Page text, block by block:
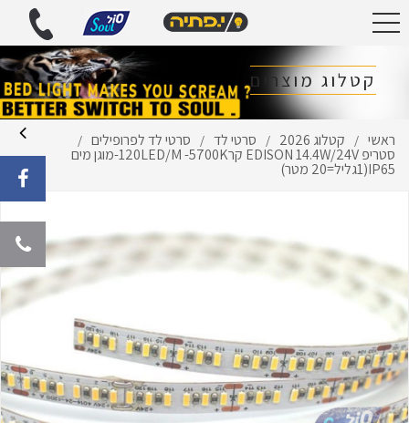
קטלוג מוצרים
ראשי / קטלוג 2026 / סרטי לד / סרטי לד לפרופילים /
סטריפ EDISON 14.4W/24V קר120LED/M -5700K-מוגן מים
IP65(1גליל=20 מטר)